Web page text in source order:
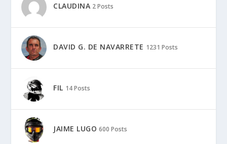
CLAUDINA 2 Posts
DAVID G. DE NAVARRETE 1231 Posts
FIL 14 Posts
JAIME LUGO 600 Posts